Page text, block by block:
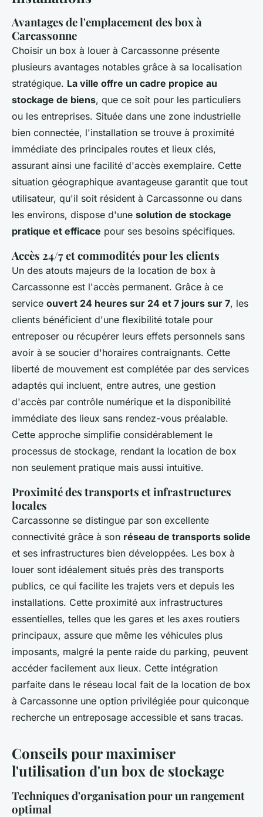
Avantages de l'emplacement des box à
Carcassonne
Choisir un box à louer à Carcassonne présente
plusieurs avantages notables grâce à sa localisation
stratégique. La ville offre un cadre propice au
stockage de biens, que ce soit pour les particuliers
ou les entreprises. Située dans une zone industrielle
bien connectée, l'installation se trouve à proximité
immédiate des principales routes et lieux clés,
assurant ainsi une facilité d'accès exemplaire. Cette
situation géographique avantageuse garantit que tout
utilisateur, qu'il soit résident à Carcassonne ou dans
les environs, dispose d'une solution de stockage
pratique et efficace pour ses besoins spécifiques.
Accès 24/7 et commodités pour les clients
Un des atouts majeurs de la location de box à
Carcassonne est l'accès permanent. Grâce à ce
service ouvert 24 heures sur 24 et 7 jours sur 7, les
clients bénéficient d'une flexibilité totale pour
entreposer ou récupérer leurs effets personnels sans
avoir à se soucier d'horaires contraignants. Cette
liberté de mouvement est complétée par des services
adaptés qui incluent, entre autres, une gestion
d'accès par contrôle numérique et la disponibilité
immédiate des lieux sans rendez-vous préalable.
Cette approche simplifie considérablement le
processus de stockage, rendant la location de box
non seulement pratique mais aussi intuitive.
Proximité des transports et infrastructures
locales
Carcassonne se distingue par son excellente
connectivité grâce à son réseau de transports solide
et ses infrastructures bien développées. Les box à
louer sont idéalement situés près des transports
publics, ce qui facilite les trajets vers et depuis les
installations. Cette proximité aux infrastructures
essentielles, telles que les gares et les axes routiers
principaux, assure que même les véhicules plus
imposants, malgré la pente raide du parking, peuvent
accéder facilement aux lieux. Cette intégration
parfaite dans le réseau local fait de la location de box
à Carcassonne une option privilégiée pour quiconque
recherche un entreposage accessible et sans tracas.
Conseils pour maximiser
l'utilisation d'un box de stockage
Techniques d'organisation pour un rangement
optimal